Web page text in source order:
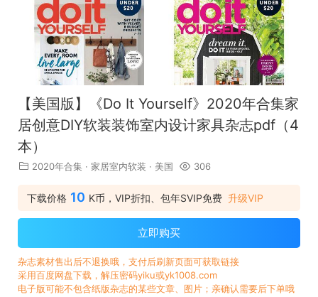
【美国版】《Do It Yourself》2020年合集家
居创意DIY软装装饰室内设计家具杂志pdf（4
本）
2020年合集 · 家居室内软装 · 美国 306
下载价格 10 K币，VIP折扣、包年SVIP免费 升级VIP
立即购买
杂志素材售出后不退换哦，支付后刷新页面可获取链接
采用百度网盘下载，解压密码yiku或yk1008.com
电子版可能不包含纸版杂志的某些文章、图片；亲确认需要后下单哦